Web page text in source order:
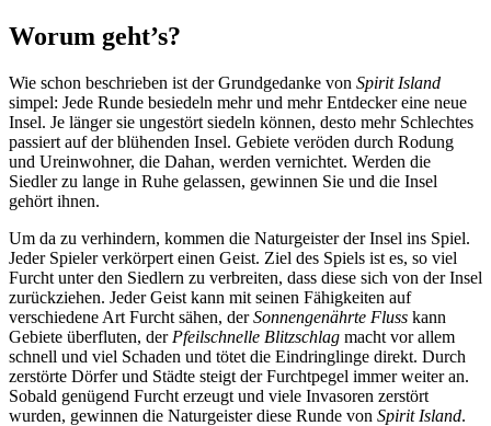
Worum geht’s?
Wie schon beschrieben ist der Grundgedanke von Spirit Island
simpel: Jede Runde besiedeln mehr und mehr Entdecker eine neue
Insel. Je länger sie ungestört siedeln können, desto mehr Schlechtes
passiert auf der blühenden Insel. Gebiete veröden durch Rodung
und Ureinwohner, die Dahan, werden vernichtet. Werden die
Siedler zu lange in Ruhe gelassen, gewinnen Sie und die Insel
gehört ihnen.
Um da zu verhindern, kommen die Naturgeister der Insel ins Spiel.
Jeder Spieler verkörpert einen Geist. Ziel des Spiels ist es, so viel
Furcht unter den Siedlern zu verbreiten, dass diese sich von der Insel
zurückziehen. Jeder Geist kann mit seinen Fähigkeiten auf
verschiedene Art Furcht sähen, derSonnengenährte Fluss kann
Gebiete überfluten, der Pfeilschnelle Blitzschlag macht vor allem
schnell und viel Schaden und tötet die Eindringlinge direkt. Durch
zerstörte Dörfer und Städte steigt der Furchtpegel immer weiter an.
Sobald genügend Furcht erzeugt und viele Invasoren zerstört
wurden, gewinnen die Naturgeister diese Runde von Spirit Island.